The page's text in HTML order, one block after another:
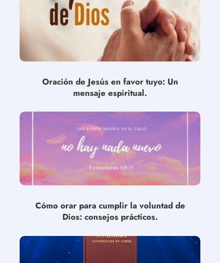
Oración de Jesús en favor tuyo: Un
mensaje espiritual.
Cómo orar para cumplir la voluntad de
Dios: consejos prácticos.